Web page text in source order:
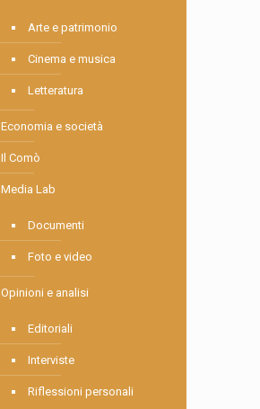
Arte e patrimonio
Cinema e musica
Letteratura
Economia e società
Il Comò
Media Lab
Documenti
Foto e video
Opinioni e analisi
Editoriali
Interviste
Riflessioni personali